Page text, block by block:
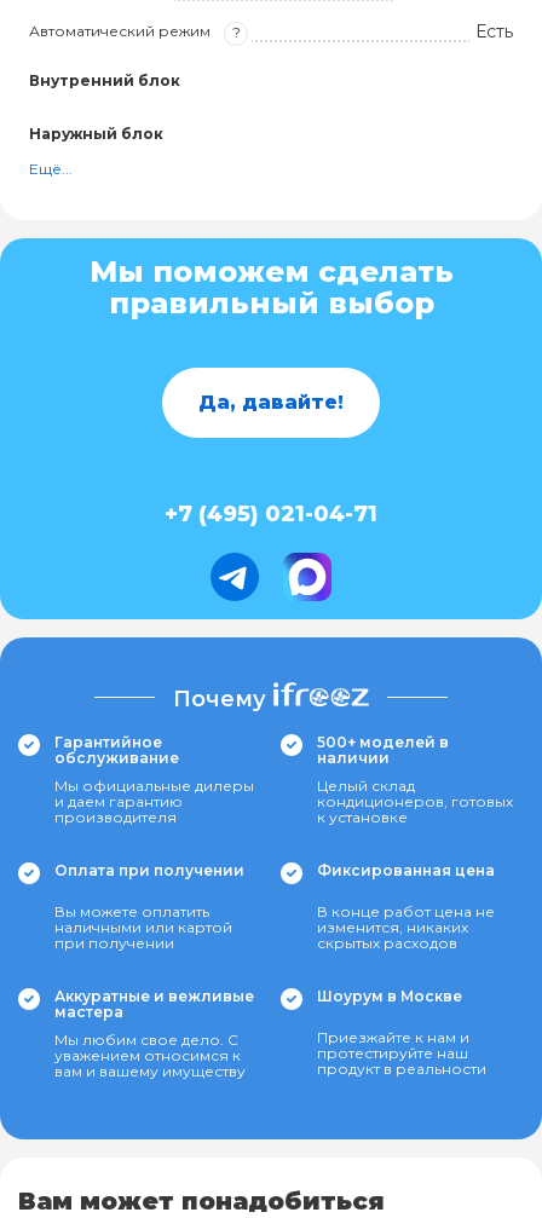
Автоматический режим ? Есть
Внутренний блок
Наружный блок
Ещё...
Мы поможем сделать
правильный выбор
Да, давайте!
+7 (495) 021-04-71
Почему
Гарантийное
обслуживание
Мы официальные дилеры
и даем гарантию
производителя
500+ моделей в
наличии
Целый склад
кондиционеров, готовых
к установке
Оплата при получении
Вы можете оплатить
наличными или картой
при получении
Фиксированная цена
В конце работ цена не
изменится, никаких
скрытых расходов
Аккуратные и вежливые
мастера
Мы любим свое дело. С
уважением относимся к
вам и вашему имуществу
Шоурум в Москве
Приезжайте к нам и
протестируйте наш
продукт в реальности
Вам может понадобиться